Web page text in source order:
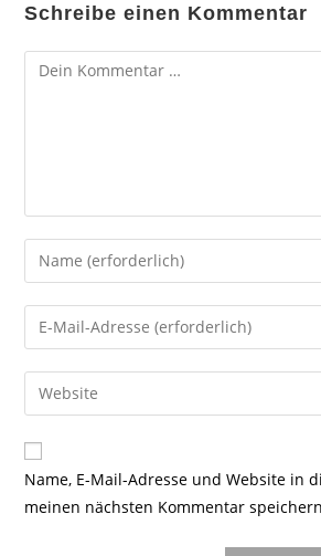
Schreibe einen Kommentar
Kommentar
Gib
deinen
Namen
oder
zum
Kommentieren
ein
Gib
deine
E-
Mail-
zum
Kommentieren
ein
Gib
deine
Website-
URL
Name, E-Mail-Adresse und Website in
meinen nächsten Kommentar